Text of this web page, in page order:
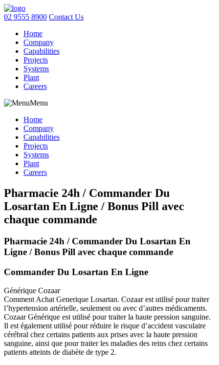
02 9555 8900 Contact Us
Home
Company
Capabilities
Projects
Systems
Plant
Careers
Menu
Home
Company
Capabilities
Projects
Systems
Plant
Careers
Pharmacie 24h / Commander Du
Losartan En Ligne / Bonus Pill avec
chaque commande
Pharmacie 24h / Commander Du Losartan En
Ligne / Bonus Pill avec chaque commande
Commander Du Losartan En Ligne
Générique Cozaar
Comment Achat Generique Losartan. Cozaar est utilisé pour traiter
l’hypertension artérielle, seulement ou avec d’autres médicaments.
Cozaar Générique est utilisé pour traiter la haute pression sanguine.
Il est également utilisé pour réduire le risque d’accident vasculaire
cérébral chez certains patients aux prises avec la haute pression
sanguine, ainsi que pour traiter les maladies des reins chez certains
patients atteints de diabète de type 2.